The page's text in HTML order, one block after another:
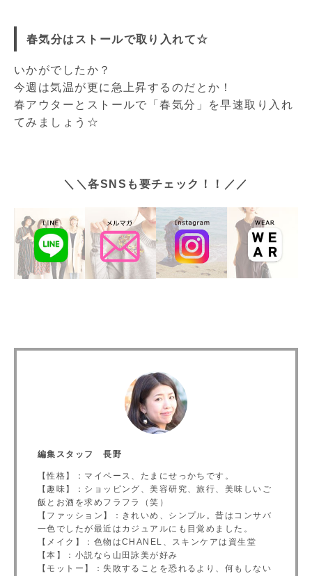
春気分はストールで取り入れて☆
いかがでしたか？
今週は気温が更に急上昇するのだとか！
春アウターとストールで「春気分」を早速取り入れ
てみましょう☆
＼＼各SNSも要チェック！！／／
編集スタッフ 長野
【性格】：マイペース、たまにせっかちです。
【趣味】：ショッピング、美容研究、旅行、美味しいご
飯とお酒を求めフラフラ（笑）
【ファッション】：きれいめ、シンプル。昔はコンサバ
一色でしたが最近はカジュアルにも目覚めました。
【メイク】：色物はCHANEL、スキンケアは資生堂
【本】：小説なら山田詠美が好み
【モットー】：失敗することを恐れるより、何もしない